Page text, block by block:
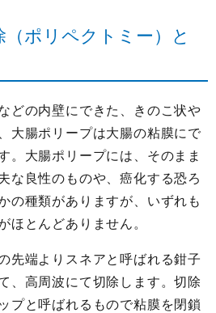
ポリペクトミー）と
どの内壁にできた、きのこ状や
大腸ポリープは大腸の粘膜にで
。大腸ポリープには、そのまま
な良性のものや、癌化する恐ろ
の種類がありますが、いずれも
ほとんどありません。
先端よりスネアと呼ばれる鉗子
、高周波にて切除します。切除
プと呼ばれるもので粘膜を閉鎖